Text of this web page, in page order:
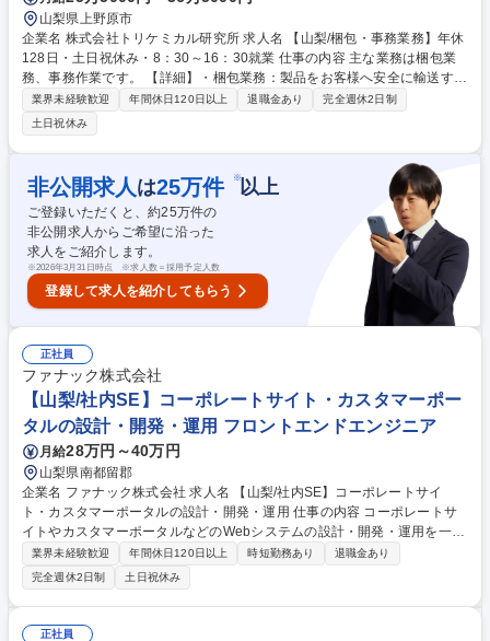
山梨県上野原市
企業名 株式会社トリケミカル研究所 求人名 【山梨/梱包・事務業務】年休
128日・土日祝休み・8：30～16：30就業 仕事の内容 主な業務は梱包業
務、事務作業です。 【詳細】・梱包業務：製品をお客様へ安全に輸送する
ための梱包業務です。 梱包の種類は幅広く容器の形状に合わせて梱包を行
います。 梱包重量は軽い物から重い物まで様々で時には50kg以上のもの
を機械を使用し梱包します。 ・事務業務：入力、スキャン、資料作成等事
務全般を行っていただきます。 募集職種 【山梨/梱包・事務業務】年休12
8日・土日祝休み・8：30～16：30就業
業界未経験歓迎 年間休日120日以上 退職金あり
完全週休2日制
土日祝休み
非公開求人 は25万件 ※以上
ご登録いただくと、約25万件の
非公開求人からご希望に沿った
求人をご紹介します。
※2026年3月31日時点 ※求人数＝採用予定人数
登録して求人を紹介してもらう
正社員
ファナック株式会社
【山梨/社内SE】コーポレートサイト・カスタマーポー
タルの設計・開発・運用 フロントエンドエンジニア
月給28万円～40万円
山梨県南都留郡
企業名 ファナック株式会社 求人名 【山梨/社内SE】コーポレートサイ
ト・カスタマーポータルの設計・開発・運用 仕事の内容 コーポレートサ
イトやカスタマーポータルなどのWebシステムの設計・開発・運用を一貫
してご担当いただきます。 【業務詳細】■コーポレートサイト及びカスタ
マーポータルの維持管理：日々の更新対応や情報アップデートといった維
持管理業務をお任せします。■コーポレートサイト及びカスタマーポータ
ルを利用したCX向上およびEX向上に資する施策の実施：内製を進め、CX
およびEXを向上させるための内容の刷新やデザイン変更をしていきたい
業界未経験歓迎 年間休日120日以上 時短勤務あり
退職金あり
完全週休2日制
土日祝休み
正社員